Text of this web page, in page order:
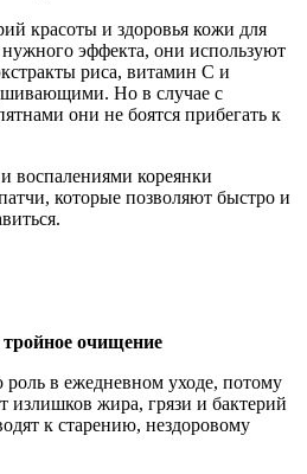
красоты и здоровья кожи для
эффекта, они используют
риса, витамин С и
Но в случае с
они не боятся прибегать к
воспалениями кореянки
которые позволяют быстро и
очищение
в ежедневном уходе, потому
излишков жира, грязи и бактерий
к старению, нездоровому